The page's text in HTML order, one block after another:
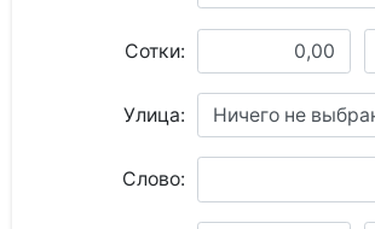
Сотки:
Улица: Ничего не
Слово: